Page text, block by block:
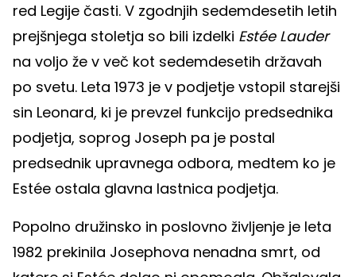
red Legije časti. V zgodnjih sedemdesetih letih
prejšnjega stoletja so bili izdelki Estée Lauder
na voljo že v več kot sedemdesetih državah
po svetu. Leta 1973 je v podjetje vstopil starejši
sin Leonard, ki je prevzel funkcijo predsednika
podjetja, soprog Joseph pa je postal
predsednik upravnega odbora, medtem ko je
Estée ostala glavna lastnica podjetja.
Popolno družinsko in poslovno življenje je leta
1982 prekinila Josephova nenadna smrt, od